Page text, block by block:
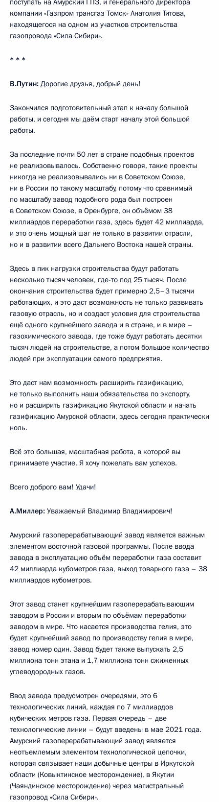
компании «Газпром трансгаз Томск» Анатолия Титова,
находящегося на одном из участков строительства
газопровода «Сила Сибири».
* * *
В.Путин: Дорогие друзья, добрый день!
Закончился подготовительный этап к началу большой
работы, и сегодня мы даём старт началу этой большой
работы.
За последние почти 50 лет в стране подобных проектов
не реализовывалось. Собственно говоря, такие проекты
никогда не реализовывались ни в Советском Союзе,
ни в России по такому масштабу, потому что сравнимый
по масштабу завод подобного рода был построен
в Советском Союзе, в Оренбурге, он объёмом 38
миллиардов переработки газа, здесь будет 42 миллиарда,
и это очень мощный шаг не только в развитии отрасли,
но и в развитии всего Дальнего Востока нашей страны.
Здесь в пик нагрузки строительства будут работать
несколько тысяч человек, где-то под 25 тысяч. После
окончания строительства будет примерно 2,5–3 тысячи
работающих, и это даст возможность не только развивать
газовую отрасль, но и создаст условия для строительства
ещё одного крупнейшего завода и в стране, и в мире –
газохимического завода, где тоже будут работать десятки
тысяч людей на строительстве, а потом большое количество
людей при эксплуатации самого предприятия.
Это даст нам возможность расширить газификацию,
не только выполнить наши обязательства по экспорту,
но и расширить газификацию Якутской области и начать
газификацию Амурской области, здесь сегодня практически
ноль.
Всё это большая, масштабная работа, в которой вы
принимаете участие. Я хочу пожелать вам успехов.
Всего доброго вам! Удачи!
А.Миллер: Уважаемый Владимир Владимирович!
Амурский газоперерабатывающий завод является важным
элементом восточной газовой программы. После ввода
завода в эксплуатацию объём переработки газа составит
42 миллиарда кубометров газа, выход товарного газа – 38
миллиардов кубометров.
Этот завод станет крупнейшим газоперерабатывающим
заводом в России и вторым по объёмам переработки
заводом в мире. Что касается производства гелия, это
будет крупнейший завод по производству гелия в мире,
завод номер один. Завод будет также выпускать 2,5
миллиона тонн этана и 1,7 миллиона тонн сжиженных
углеводородных газов.
Ввод завода предусмотрен очередями, это 6
технологических линий, каждая по 7 миллиардов
кубических метров газа. Первая очередь – две
технологические линии – будут введены в мае 2021 года.
Амурский газоперерабатывающий завод является
неотъемлемым элементом технологической цепочки,
которая связывает наши добычные центры в Иркутской
области (Ковыктинское месторождение), в Якутии
(Чаяндинское месторождение) через магистральный
газопровод «Сила Сибири».